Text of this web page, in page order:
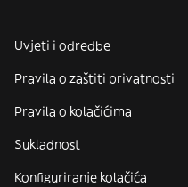
Uvjeti i odredbe
Pravila o zaštiti privatnosti
Pravila o kolačićima
Sukladnost
Konfiguriranje kolačića